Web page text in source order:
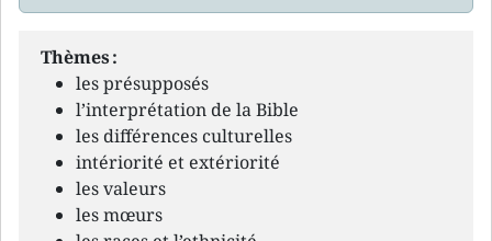
Thèmes :
les présupposés
l’interprétation de la Bible
les différences culturelles
intériorité et extériorité
les valeurs
les mœurs